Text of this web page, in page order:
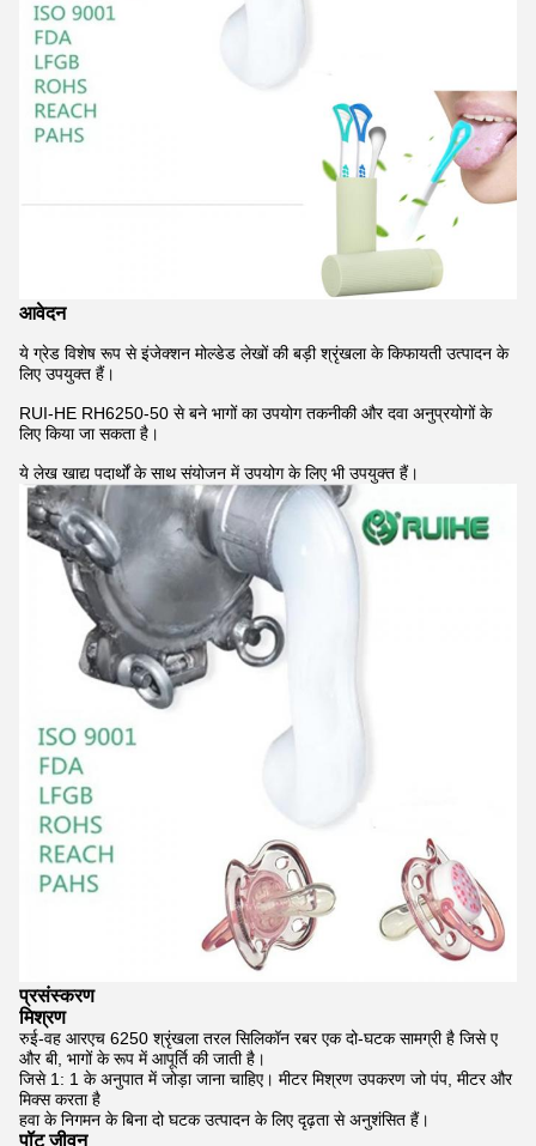
आवेदन
ये ग्रेड विशेष रूप से इंजेक्शन मोल्डेड लेखों की बड़ी श्रृंखला के किफायती उत्पादन के
लिए उपयुक्त हैं।
RUI-HE RH6250-50 से बने भागों का उपयोग तकनीकी और दवा अनुप्रयोगों के
लिए किया जा सकता है।
ये लेख खाद्य पदार्थों के साथ संयोजन में उपयोग के लिए भी उपयुक्त हैं।
प्रसंस्करण
मिश्रण
रुई-वह आरएच 6250 श्रृंखला तरल सिलिकॉन रबर एक दो-घटक सामग्री है जिसे ए
और बी, भागों के रूप में आपूर्ति की जाती है।
जिसे 1: 1 के अनुपात में जोड़ा जाना चाहिए। मीटर मिश्रण उपकरण जो पंप, मीटर और
मिक्स करता है
हवा के निगमन के बिना दो घटक उत्पादन के लिए दृढ़ता से अनुशंसित हैं।
पॉट जीवन